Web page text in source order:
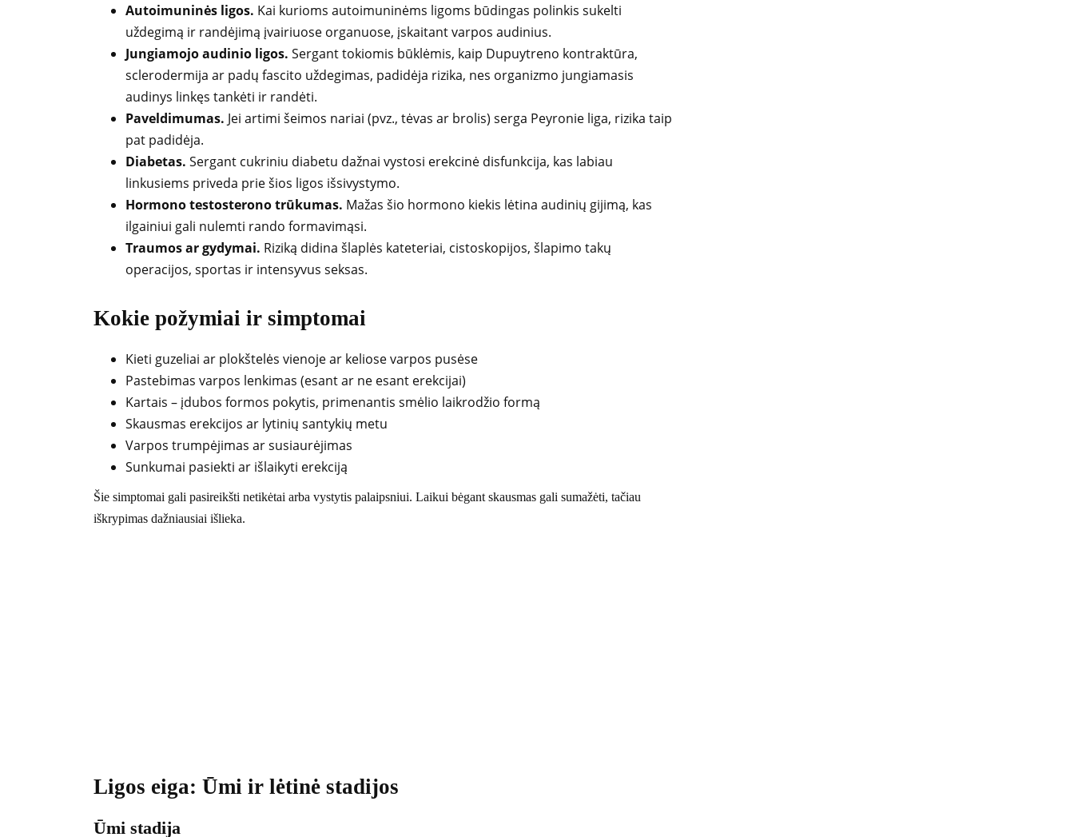
Autoimuninės ligos. Kai kurioms autoimuninėms ligoms būdingas polinkis sukelti
uždegimą ir randėjimą įvairiuose organuose, įskaitant varpos audinius.
Jungiamojo audinio ligos. Sergant tokiomis būklėmis, kaip Dupuytreno kontraktūra,
sclerodermija ar padų fascito uždegimas, padidėja rizika, nes organizmo jungiamasis
audinys linkęs tankėti ir randėti.
Paveldimumas. Jei artimi šeimos nariai (pvz., tėvas ar brolis) serga Peyronie liga, rizika taip
pat padidėja.
Diabetas. Sergant cukriniu diabetu dažnai vystosi erekcinė disfunkcija, kas labiau
linkusiems priveda prie šios ligos išsivystymo.
Hormono testosterono trūkumas. Mažas šio hormono kiekis lėtina audinių gijimą, kas
ilgainiui gali nulemti rando formavimąsi.
Traumos ar gydymai. Riziką didina šlaplės kateteriai, cistoskopijos, šlapimo takų
operacijos, sportas ir intensyvus seksas.
Kokie požymiai ir simptomai
Kieti guzeliai ar plokštelės vienoje ar keliose varpos pusėse
Pastebimas varpos lenkimas (esant ar ne esant erekcijai)
Kartais – įdubos formos pokytis, primenantis smėlio laikrodžio formą
Skausmas erekcijos ar lytinių santykių metu
Varpos trumpėjimas ar susiaurėjimas
Sunkumai pasiekti ar išlaikyti erekciją
Šie simptomai gali pasireikšti netikėtai arba vystytis palaipsniui. Laikui bėgant skausmas gali sumažėti, tačiau
iškrypimas dažniausiai išlieka.
Ligos eiga: Ūmi ir lėtinė stadijos
Ūmi stadija